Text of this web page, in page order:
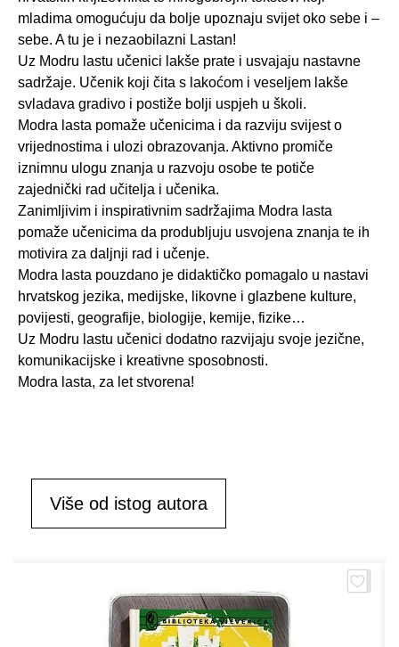
mladima omogućuju da bolje upoznaju svijet oko sebe i –
sebe. A tu je i nezaobilazni Lastan!
Uz Modru lastu učenici lakše prate i usvajaju nastavne
sadržaje. Učenik koji čita s lakoćom i veseljem lakše
svladava gradivo i postiže bolji uspjeh u školi.
Modra lasta pomaže učenicima i da razviju svijest o
vrijednostima i ulozi obrazovanja. Aktivno promiče
iznimnu ulogu znanja u razvoju osobe te potiče
zajednički rad učitelja i učenika.
Zanimljivim i inspirativnim sadržajima Modra lasta
pomaže učenicima da produbljuju usvojena znanja te ih
motivira za daljnji rad i učenje.
Modra lasta pouzdano je didaktičko pomagalo u nastavi
hrvatskog jezika, medijske, likovne i glazbene kulture,
povijesti, geografije, biologije, kemije, fizike…
Uz Modru lastu učenici dodatno razvijaju svoje jezične,
komunikacijske i kreativne sposobnosti.
Modra lasta, za let stvorena!
Više od istog autora